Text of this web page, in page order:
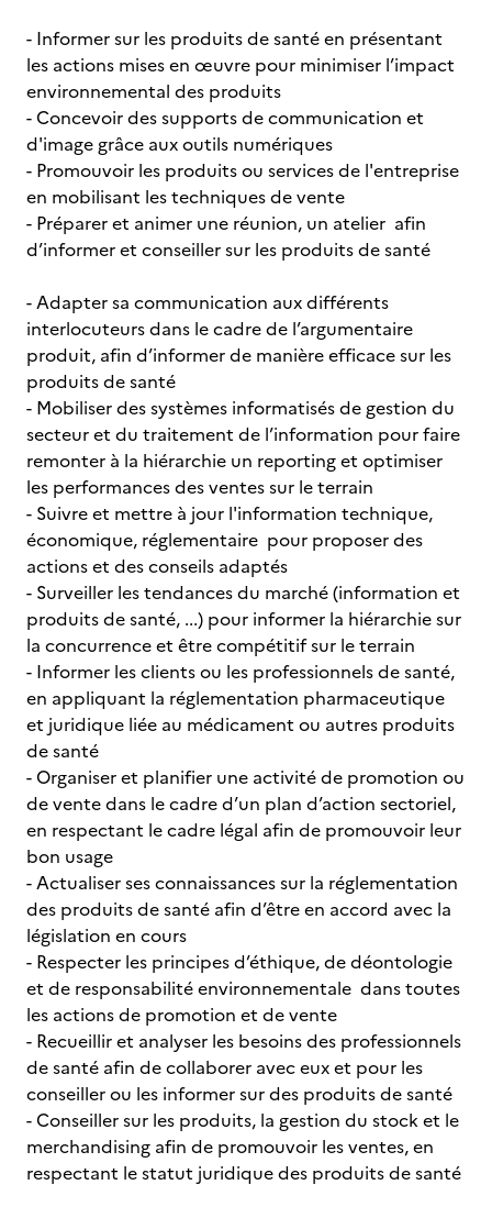
- Informer sur les produits de santé en présentant
les actions mises en œuvre pour minimiser l’impact
environnemental des produits
- Concevoir des supports de communication et
d'image grâce aux outils numériques
- Promouvoir les produits ou services de l'entreprise
en mobilisant les techniques de vente
- Préparer et animer une réunion, un atelier afin
d’informer et conseiller sur les produits de santé
- Adapter sa communication aux différents
interlocuteurs dans le cadre de l’argumentaire
produit, afin d’informer de manière efficace sur les
produits de santé
- Mobiliser des systèmes informatisés de gestion du
secteur et du traitement de l’information pour faire
remonter à la hiérarchie un reporting et optimiser
les performances des ventes sur le terrain
- Suivre et mettre à jour l'information technique,
économique, réglementaire pour proposer des
actions et des conseils adaptés
- Surveiller les tendances du marché (information et
produits de santé, ...) pour informer la hiérarchie sur
la concurrence et être compétitif sur le terrain
- Informer les clients ou les professionnels de santé,
en appliquant la réglementation pharmaceutique
et juridique liée au médicament ou autres produits
de santé
- Organiser et planifier une activité de promotion ou
de vente dans le cadre d’un plan d’action sectoriel,
en respectant le cadre légal afin de promouvoir leur
bon usage
- Actualiser ses connaissances sur la réglementation
des produits de santé afin d’être en accord avec la
législation en cours
- Respecter les principes d’éthique, de déontologie
et de responsabilité environnementale dans toutes
les actions de promotion et de vente
- Recueillir et analyser les besoins des professionnels
de santé afin de collaborer avec eux et pour les
conseiller ou les informer sur des produits de santé
- Conseiller sur les produits, la gestion du stock et le
merchandising afin de promouvoir les ventes, en
respectant le statut juridique des produits de santé